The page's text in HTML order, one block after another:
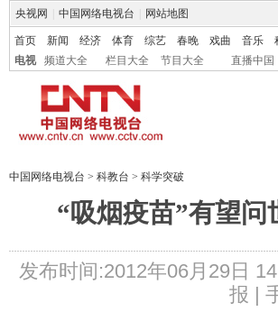
央视网 中国网络电视台 网站地图
首页 新闻 经济 体育 综艺 春晚 戏曲 音乐
电视
频道大全 栏目大全 节目大全 直播中国
中国网络电视台 > 科教台 > 科学突破
“吸烟疫苗”有望问
发布时间:2012年06月29日
报 |